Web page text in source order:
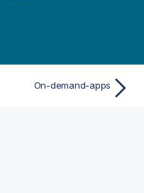
On-demand-apps